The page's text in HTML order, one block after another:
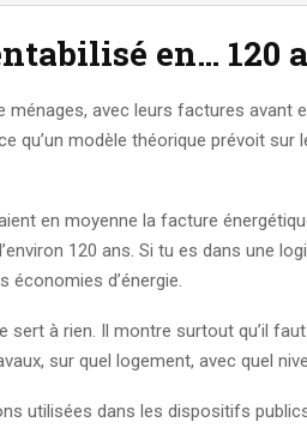
en… 120
ménages, avec leurs factures
modèle théorique prévoit sur
en moyenne la facture
120 ans. Si tu es dans une
économies d’énergie.
sert à rien. Il montre surtout qu’il
sur quel logement, avec quel
utilisées dans les dispositifs